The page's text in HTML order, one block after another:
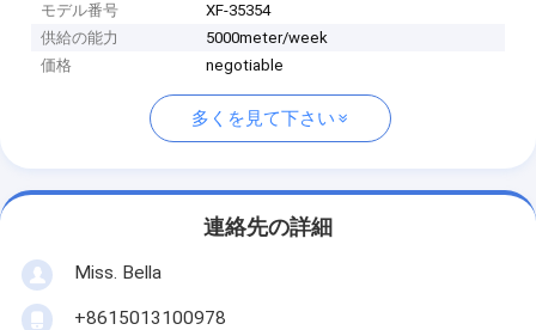
モデル番号
XF-35354
供給の能力
5000meter/week
価格
negotiable
多くを見て下さい
連絡先の詳細
Miss. Bella
+8615013100978